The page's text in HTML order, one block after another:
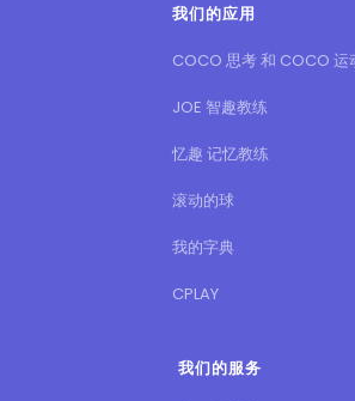
我们的应用
COCO 思考 和 COCO 运
JOE 智趣教练
忆趣 记忆教练
滚动的球
我的字典
CPLAY
我们的服务